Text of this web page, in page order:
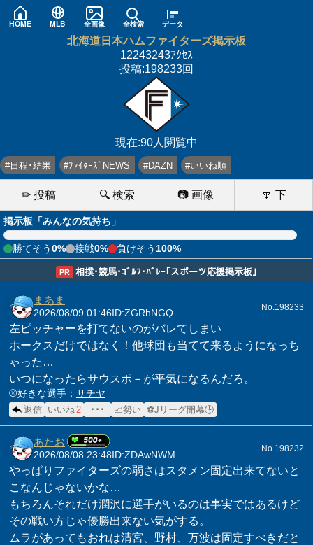
HOME MLB 全画像 全検索 データ
北海道日本ハムファイターズ掲示板
12243243ｱｸｾｽ
投稿:198233回
現在:90人閲覧中
#日程･結果 #ﾌｧｲﾀｰｽﾞNEWS #DAZN #いいね順
✏ 投稿 🔍 検索 📷 画像 🔽 下
掲示板「みんなの気持ち」
勝てそう0% 接戦0% 負けそう100%
PR 相撲･競馬･ｺﾞﾙﾌ･ﾊﾞﾚｰ｢スポーツ応援掲示板｣
まあま
2026/08/09 01:46 ID:ZGRhNGQ
No.198233
左ピッチャーを打てないのがバレてしまい
ホークスだけではなく！他球団も当てて来るようになっち
ゃった…
いつになったらサウスポ－が平気になるんだろ。
⚾️好きな選手： サチヤ
返信 いいね2 ･･･ 📈勢い ⚽Jリーグ開幕🕒
あたお
2026/08/08 23:48 ID:ZDAwNWM
No.198232
やっぱりファイターズの弱さはスタメン固定出来てないと
こなんじゃないかな…
もちろんそれだけ潤沢に選手がいるのは事実ではあるけど
その戦い方じゃ優勝出来ない気がする。
ムラがあってもおれは清宮、野村、万波は固定すべきだと